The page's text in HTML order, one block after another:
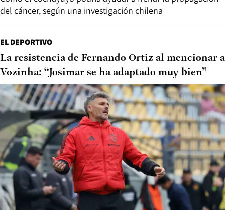
del cáncer, según una investigación chilena
EL DEPORTIVO
La resistencia de Fernando Ortiz al mencionar a
Vozinha: “Josimar se ha adaptado muy bien”